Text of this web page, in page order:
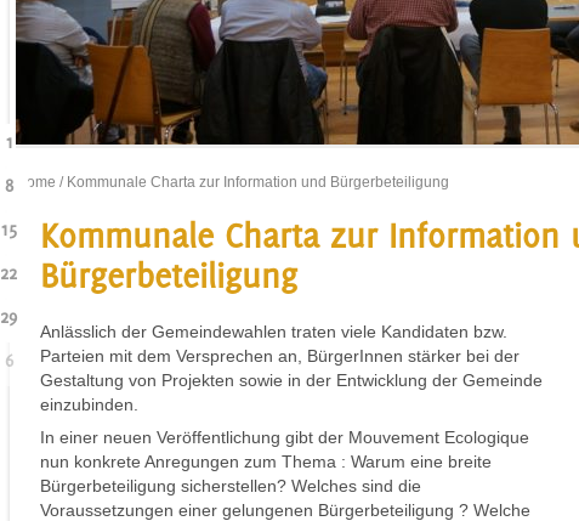
1
8
15
22
29
6
Home / Kommunale Charta zur Information und Bürgerbeteiligung
Kommunale Charta zur Information
Bürgerbeteiligung
Anlässlich der Gemeindewahlen traten viele Kandidaten bzw.
Parteien mit dem Versprechen an, BürgerInnen stärker bei der
Gestaltung von Projekten sowie in der Entwicklung der Gemeinde
einzubinden.
In einer neuen Veröffentlichung gibt der Mouvement Ecologique
nun konkrete Anregungen zum Thema : Warum eine breite
Bürgerbeteiligung sicherstellen? Welches sind die
Voraussetzungen einer gelungenen Bürgerbeteiligung ? Welche